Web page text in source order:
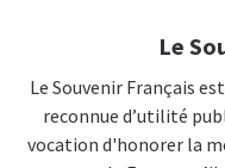
Le
Le Souvenir Français
reconnue d’utilité
vocation d'honorer la